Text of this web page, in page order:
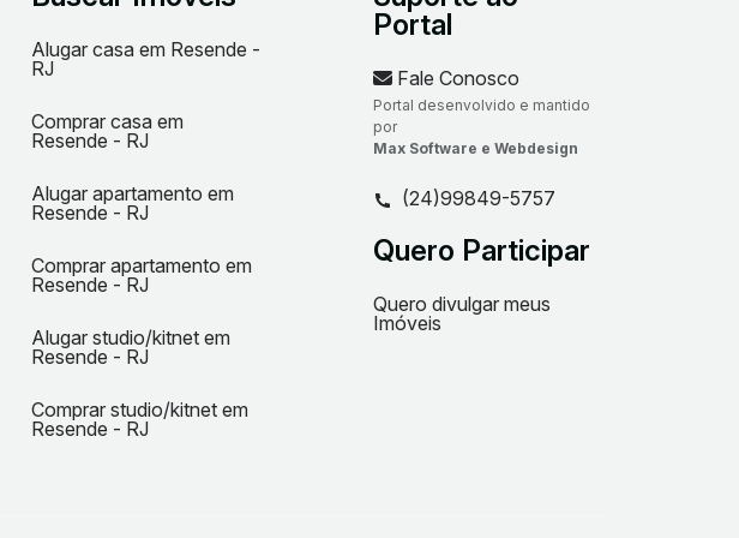
Alugar casa em Resende -
RJ
Comprar casa em
Resende - RJ
Alugar apartamento em
Resende - RJ
Comprar apartamento em
Resende - RJ
Alugar studio/kitnet em
Resende - RJ
Comprar studio/kitnet em
Resende - RJ
Portal
Fale Conosco
Portal desenvolvido e mantido
por
Max Software e Webdesign
(24)99849-5757
Quero Participar
Quero divulgar meus
Imóveis